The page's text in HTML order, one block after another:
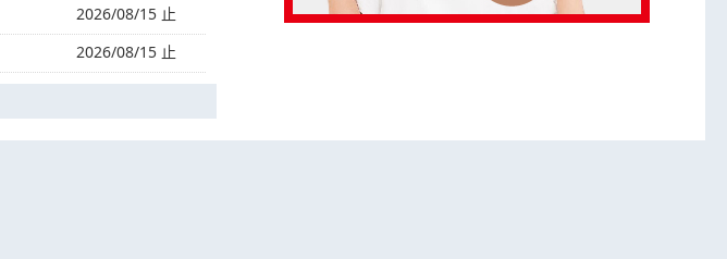
2026/08/15 止
2026/08/15 止